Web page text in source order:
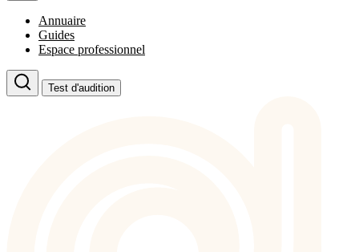
Annuaire
Guides
Espace professionnel
Test d'audition